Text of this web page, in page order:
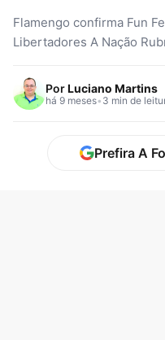
Flamengo confirma Fun
Libertadores A Nação
PorLuciano Martins
há 9 meses• 3 min de
Prefira A